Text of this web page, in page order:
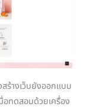
ร้างเว็บยังออกแบบ
อทดสอบด้วยเครื่อง